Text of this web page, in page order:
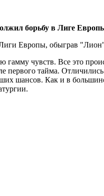
борьбу в Лиге
Европы, обыграв
чувств. Все это
первого тайма.
шансов. Как и в